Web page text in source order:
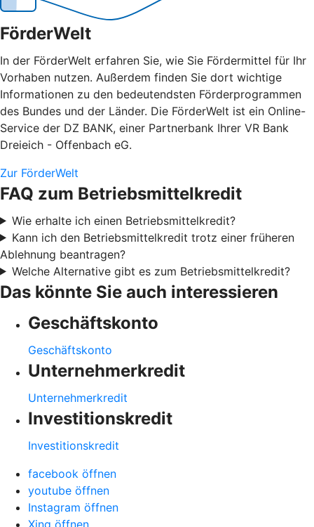
FörderWelt
In der FörderWelt erfahren Sie, wie Sie Fördermittel für Ihr
Vorhaben nutzen. Außerdem finden Sie dort wichtige
Informationen zu den bedeutendsten Förderprogrammen
des Bundes und der Länder. Die FörderWelt ist ein Online-
Service der DZ BANK, einer Partnerbank Ihrer VR Bank
Dreieich - Offenbach eG.
Zur FörderWelt
FAQ zum Betriebsmittelkredit
Wie erhalte ich einen Betriebsmittelkredit?
Kann ich den Betriebsmittelkredit trotz einer früheren
Ablehnung beantragen?
Welche Alternative gibt es zum Betriebsmittelkredit?
Das könnte Sie auch interessieren
Geschäftskonto
Geschäftskonto
Unternehmerkredit
Unternehmerkredit
Investitionskredit
Investitionskredit
facebook öffnen
youtube öffnen
Instagram öffnen
Xing öffnen